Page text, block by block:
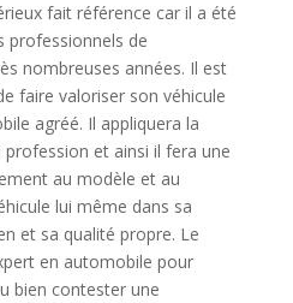
fait référence car il a été
professionnels de
nombreuses années. Il est
faire valoriser son véhicule
agréé. Il appliquera la
et ainsi il fera une
au modèle et au
lui même dans sa
et sa qualité propre. Le
en automobile pour
bien contester une